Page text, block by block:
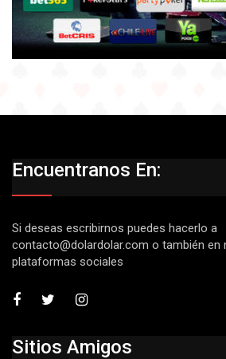
Encuentranos En:
Si deseas escribirnos puedes hacerlo a
contacto@dolardolar.com o también en
plataformas sociales
Sitios Amigos